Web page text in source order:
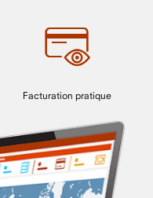
Facturation pratique